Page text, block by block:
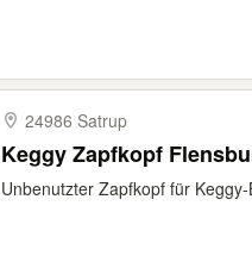
24986 Satrup
Keggy Zapfkopf
Unbenutzter Zapfkopf für